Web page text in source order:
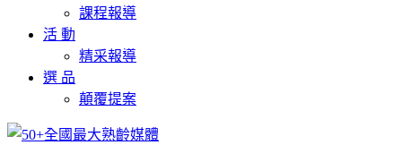
課程報導
活 動
精采報導
選 品
顛覆提案